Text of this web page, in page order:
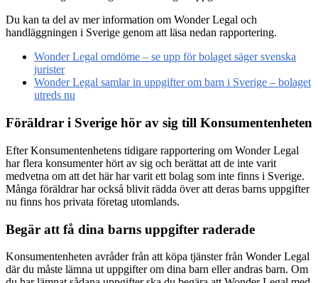
Du kan ta del av mer information om Wonder Legal och
handläggningen i Sverige genom att läsa nedan rapportering.
Wonder Legal omdöme – se upp för bolaget säger svenska
jurister
Wonder Legal samlar in uppgifter om barn i Sverige – bolaget
utreds nu
Föräldrar i Sverige hör av sig till Konsumentenheten
Efter Konsumentenhetens tidigare rapportering om Wonder Legal
har flera konsumenter hört av sig och berättat att de inte varit
medvetna om att det här har varit ett bolag som inte finns i Sverige.
Många föräldrar har också blivit rädda över att deras barns uppgifter
nu finns hos privata företag utomlands.
Begär att få dina barns uppgifter raderade
Konsumentenheten avråder från att köpa tjänster från Wonder Legal
där du måste lämna ut uppgifter om dina barn eller andras barn. Om